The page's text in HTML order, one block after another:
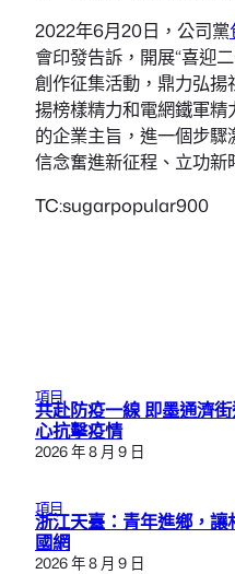
2022年6月20日，公司黨
會印發告訴，開展“喜迎
創作征集活動，鼎力弘
揚榜樣精力和電網鐵軍
的企業主旨，進一個步
信念奮進新征程、立功新
TC:sugarpopular900
項目
共赴防疫一線 即墨通濟
心抗擊疫情
2026 年 8 月 9 日
項目
浙江天臺：青年進鄉，
國網
2026 年 8 月 9 日